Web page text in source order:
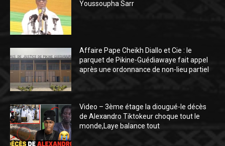
Youssoupha Sarr
Affaire Pape Cheikh Diallo et Cie : le
parquet de Pikine-Guédiawaye fait appel
après une ordonnance de non-lieu partiel
Video – 3ème étage la diougué-le décès
de Alexandro Tiktokeur choque tout le
monde,Laye balance tout